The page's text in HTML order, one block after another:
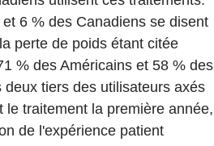
6 % des Canadiens se disent
perte de poids étant citée
% des Américains et 58 % des
tiers des utilisateurs axés
traitement la première année,
de l'expérience patient